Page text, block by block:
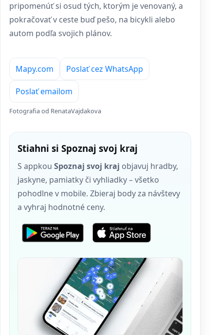
pripomenúť si osud tých, ktorým je venovaný, a
pokračovať v ceste buď pešo, na bicykli alebo
autom podľa svojich plánov.
Mapy.com Poslať cez WhatsApp
Poslať emailom
Fotografia od RenataVajdakova
Stiahni si Spoznaj svoj kraj
S appkou Spoznaj svoj kraj objavuj hradby,
jaskyne, pamiatky či vyhliadky – všetko
pohodlne v mobile. Zbieraj body za návštevy
a vyhraj hodnotné ceny.